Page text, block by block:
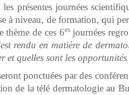
présentes journées
à niveau, de formation, qui
thème de ces 6esjournées
rendu en matière de
et quelles sont les
ponctuées par des
de la télé dermatologie au